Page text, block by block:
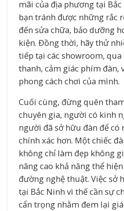
mãi của địa phương tại
bạn tránh được những rắc
đến sửa chữa, bảo dưỡng
kiện. Đồng thời, hãy thử
tiếp tại các showroom, qua
thanh, cảm giác phím đàn,
phong cách chơi của mình.
Cuối cùng, đừng quên
chuyên gia, người có kinh
người đã sở hữu đàn để có
chính xác hơn. Một chiếc
không chỉ làm đẹp không
nâng cao khả năng thể
đường nghệ thuật. Việc sở
tại Bắc Ninh vì thế cần sự
cẩn trọng nhằm đem lại